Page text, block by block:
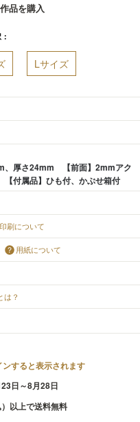
品を購入
Lサイズ
、厚さ24mm 【前面】2mmアク
付属品】ひも付、かぶせ箱付
印刷について
用紙について
は？
すると表示されます
日～8月28日
以上で送料無料